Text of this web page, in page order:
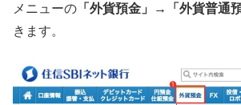
メニューの 「外貨預金」→「外貨普通預
きます。